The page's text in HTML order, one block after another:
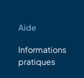
Aide
Informations
pratiques